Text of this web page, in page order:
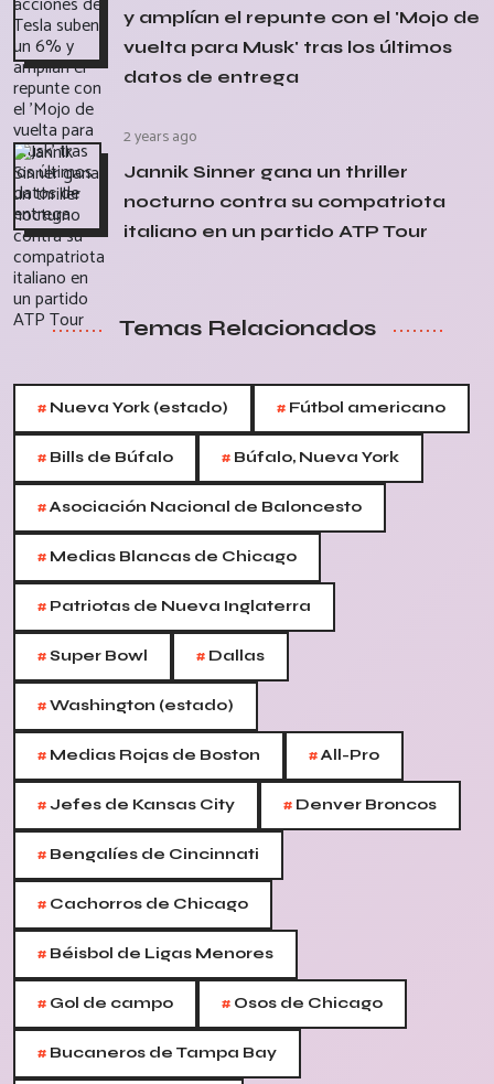
y amplían el repunte con el 'Mojo de
vuelta para Musk' tras los últimos
datos de entrega
2 years ago
Jannik Sinner gana un thriller
nocturno contra su compatriota
italiano en un partido ATP Tour
Temas Relacionados
# Nueva York (estado) # Fútbol americano
# Bills de Búfalo # Búfalo, Nueva York
#Asociación Nacional de Baloncesto
# Medias Blancas de Chicago
# Patriotas de Nueva Inglaterra
#Super Bowl # Dallas
#Washington (estado)
# Medias Rojas de Boston #All-Pro
#Jefes de Kansas City # Denver Broncos
# Bengalíes de Cincinnati
# Cachorros de Chicago
# Béisbol de Ligas Menores
# Gol de campo # Osos de Chicago
# Bucaneros de Tampa Bay